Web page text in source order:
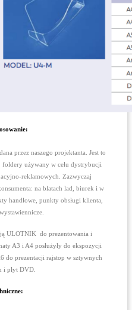
przez naszego projektanta. Jest to
foldery używany w celu dystrybucji
reklamowych. Zazwyczaj
na blatach lad, biurek i w
handlowe, punkty obsługi klienta,
ULOTNIK do prezentowania i
A3 i A4 posłużyły do ekspozycji
do prezentacji rajstop w sztywnych
i płyt DVD.